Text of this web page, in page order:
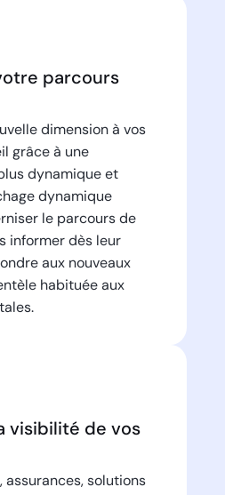
parcours
dimension à vos
grâce à une
dynamique et
dynamique
le parcours de
informer dès leur
aux nouveaux
habituée aux
visibilité de vos
assurances, solutions